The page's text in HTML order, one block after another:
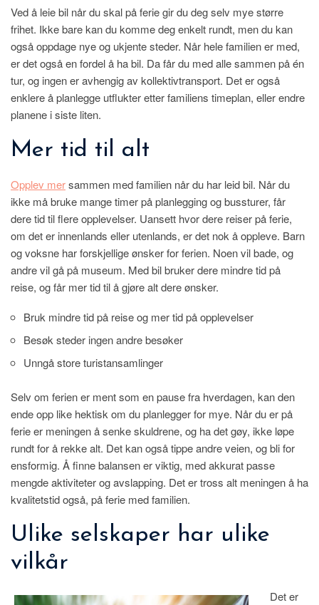
Ved å leie bil når du skal på ferie gir du deg selv mye større
frihet. Ikke bare kan du komme deg enkelt rundt, men du kan
også oppdage nye og ukjente steder. Når hele familien er med,
er det også en fordel å ha bil. Da får du med alle sammen på én
tur, og ingen er avhengig av kollektivtransport. Det er også
enklere å planlegge utflukter etter familiens timeplan, eller endre
planene i siste liten.
Mer tid til alt
Opplev mersammen med familien når du har leid bil. Når du
ikke må bruke mange timer på planlegging og bussturer, får
dere tid til flere opplevelser. Uansett hvor dere reiser på ferie,
om det er innenlands eller utenlands, er det nok å oppleve. Barn
og voksne har forskjellige ønsker for ferien. Noen vil bade, og
andre vil gå på museum. Med bil bruker dere mindre tid på
reise, og får mer tid til å gjøre alt dere ønsker.
Bruk mindre tid på reise og mer tid på opplevelser
Besøk steder ingen andre besøker
Unngå store turistansamlinger
Selv om ferien er ment som en pause fra hverdagen, kan den
ende opp like hektisk om du planlegger for mye. Når du er på
ferie er meningen å senke skuldrene, og ha det gøy, ikke løpe
rundt for å rekke alt. Det kan også tippe andre veien, og bli for
ensformig. Å finne balansen er viktig, med akkurat passe
mengde aktiviteter og avslapping. Det er tross alt meningen å ha
kvalitetstid også, på ferie med familien.
Ulike selskaper har ulike
vilkår
Det er